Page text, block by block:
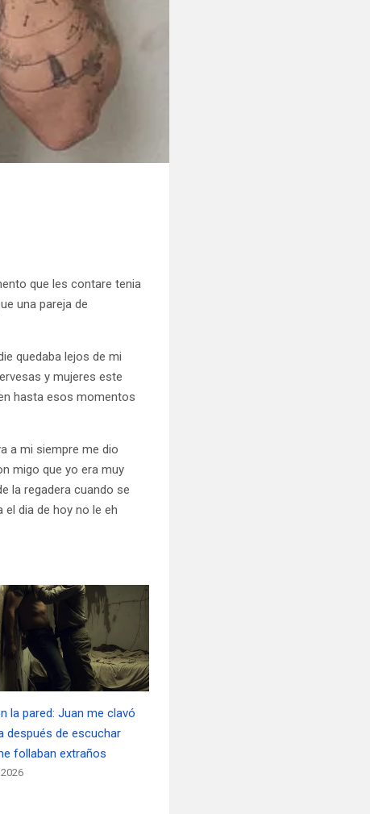
que les contare tenia
una pareja de
quedaba lejos de mi
y mujeres este
hasta esos momentos
a mi siempre me dio
migo que yo era muy
la regadera cuando se
dia de hoy no le eh
la pared: Juan me clavó
después de escuchar
follaban extraños